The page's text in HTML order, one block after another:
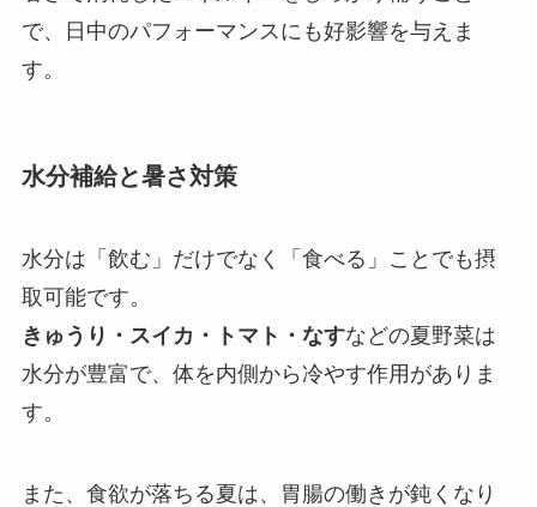
で、日中のパフォーマンスにも好影響を与えま
す。
水分補給と暑さ対策
水分は「飲む」だけでなく「食べる」ことでも摂
取可能です。
きゅうり・スイカ・トマト・なすなどの夏野菜は
水分が豊富で、体を内側から冷やす作用がありま
す。
また、食欲が落ちる夏は、胃腸の働きが鈍くなり